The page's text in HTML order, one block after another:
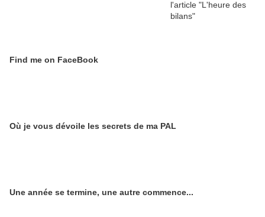
Find me on FaceBook
Où je vous dévoile les secrets de ma PAL
Une année se termine, une autre commence...